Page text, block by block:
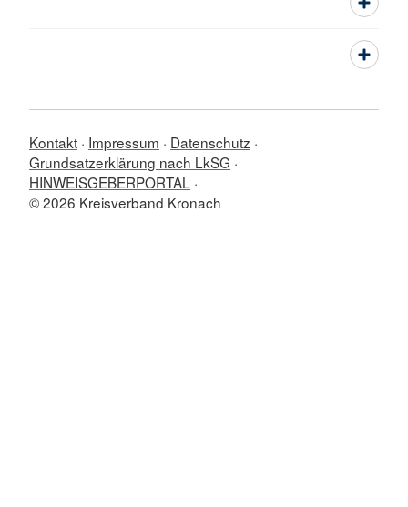
Kontakt Impressum
Datenschutz
Grundsatzerklärung nach LkSG
HINWEISGEBERPORTAL
© 2026 Kreisverband Kronach